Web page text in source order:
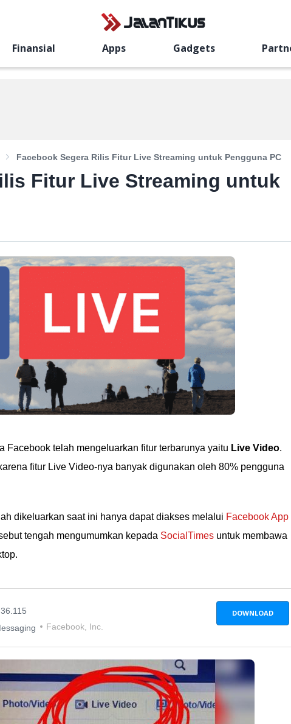
Finansial Apps Gadgets
Facebook Segera Rilis Fitur Live Streaming untuk Pengguna PC
Fitur Live Streaming untuk
Facebook telah mengeluarkan fitur terbarunya yaitu Live Video.
fitur Live Video-nya banyak digunakan oleh 80% pengguna
dikeluarkan saat ini hanya dapat diakses melalui Facebook App
tengah mengumumkan kepada SocialTimes untuk membawa
Facebook, Inc.
DOWNLOAD